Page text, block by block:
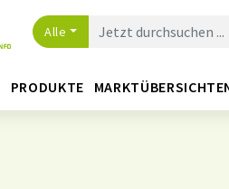
Alle
PRODUKTE